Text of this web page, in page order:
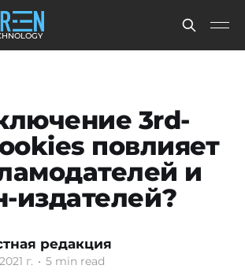
3rd-
повлияет
и
издателей?
редакция
г. • 5 min read